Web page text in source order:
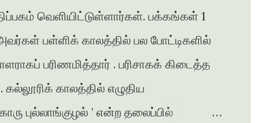
வெளியிட்டுள்ளார்கள். பக்கங்கள் 1
பள்ளிக் காலத்தில் பல போட்டிகளில்
பரிணமித்தார் . பரிசாகக் கிடைத்த
காலத்தில் எழுதிய
புல்லாங்குழல் ’ என்ற தலைப்பில்